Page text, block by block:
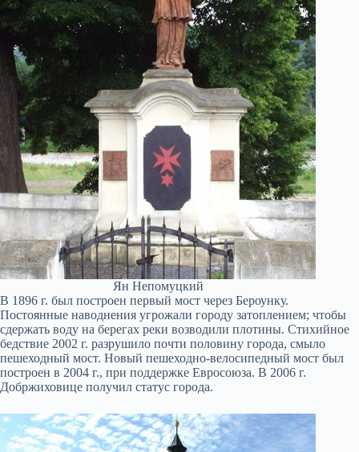
Ян Непомуцкий
В 1896 г. был построен первый мост через Бероунку.
Постоянные наводнения угрожали городу затоплением; чтобы
сдержать воду на берегах реки возводили плотины. Стихийное
бедствие 2002 г. разрушило почти половину города, смыло
пешеходный мост. Новый пешеходно-велосипедный мост был
построен в 2004 г., при поддержке Евросоюза. В 2006 г.
Добржиховице получил статус города.